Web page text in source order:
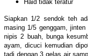
Haid tidak teratur
Siapkan 1/2 sendok teh
masing 1/5 genggam,
nipis 2 buah, bunga
ayam, dicuci kemudian
tadi dengan 3 gelas air